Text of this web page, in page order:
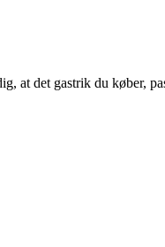
at det gastrik du køber,